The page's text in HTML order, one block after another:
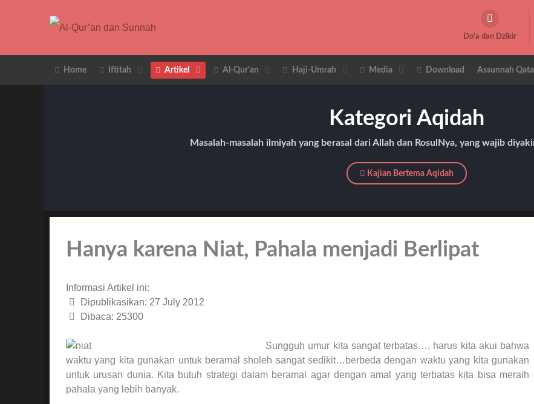
Do'a dan Dzikir
Home Iftitah Artikel Al-Qur'an Haji-Umrah Media Download Assunnah
Kategori Aqidah
Masalah-masalah ilmiyah yang berasal dari Allah dan RosulNya, yang wajib
Kajian Bertema Aqidah
Hanya karena Niat, Pahala menjadi Berlipat
Informasi Artikel ini:
Dipublikasikan: 27 July 2012
Dibaca: 25300
Sungguh umur kita sangat terbatas…, harus kita akui bahwa
waktu yang kita gunakan untuk beramal sholeh sangat sedikit…berbeda dengan waktu yang kita gunakan
untuk urusan dunia. Kita butuh strategi dalam beramal agar dengan amal yang terbatas kita bisa meraih
pahala yang lebih banyak.